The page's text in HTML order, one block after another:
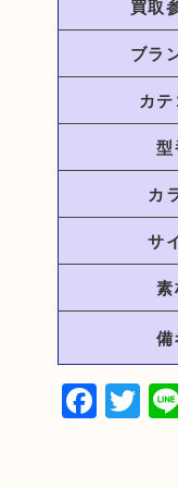
買取
ブラ
カテ
カ
サ